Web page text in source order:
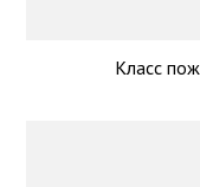
Класс